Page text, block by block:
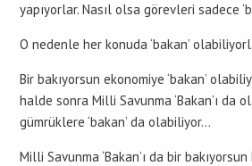
yapıyorlar. Nasıl olsa görevleri sadece
O nedenle her konuda ‘bakan’
Bir bakıyorsun ekonomiye ‘bakan’
halde sonra Milli Savunma ‘Bakan’ı da
gümrüklere ‘bakan’ da olabiliyor…
Milli Savunma ‘Bakan’ı da bir bakıyorsun